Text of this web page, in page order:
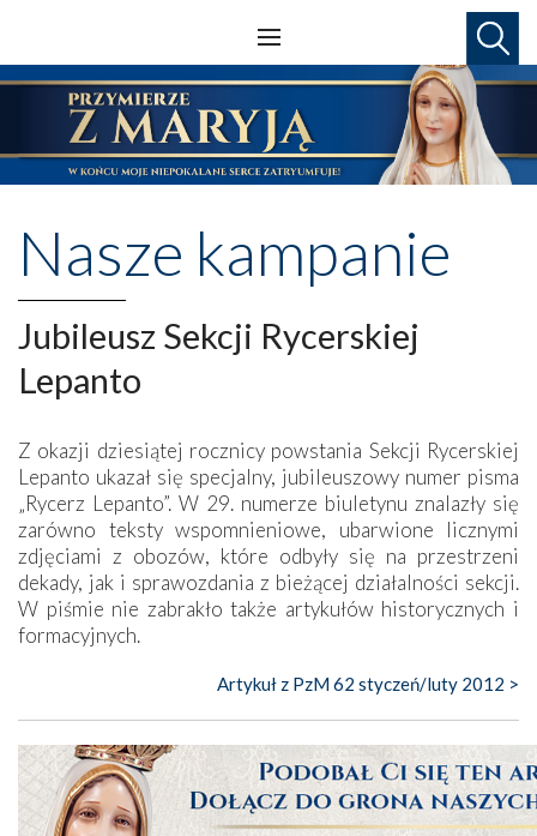
Nasze kampanie
Jubileusz Sekcji Rycerskiej
Lepanto
Z okazji dziesiątej rocznicy powstania Sekcji Rycerskiej
Lepanto ukazał się specjalny, jubileuszowy numer pisma
„Rycerz Lepanto”. W 29. numerze biuletynu znalazły się
zarówno teksty wspomnieniowe, ubarwione licznymi
zdjęciami z obozów, które odbyły się na przestrzeni
dekady, jak i sprawozdania z bieżącej działalności sekcji.
W piśmie nie zabrakło także artykułów historycznych i
formacyjnych.
Artykuł z PzM 62 styczeń/luty 2012 >